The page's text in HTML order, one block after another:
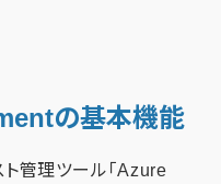
の基本機能
管理ツール「Azure